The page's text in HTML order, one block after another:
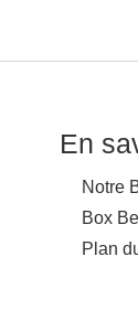
En
Notre
Box
Plan